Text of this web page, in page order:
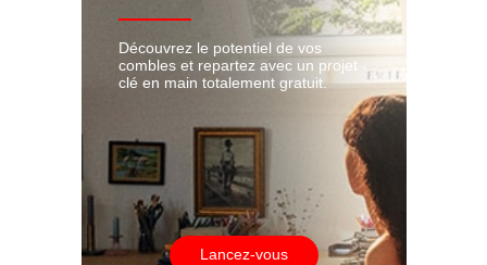
Découvrez le potentiel de vos
combles et repartez avec un projet
clé en main totalement gratuit.
Lancez-vous